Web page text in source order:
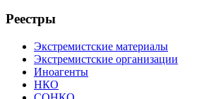
Реестры
Экстремистские материалы
Экстремистские организации
Иноагенты
НКО